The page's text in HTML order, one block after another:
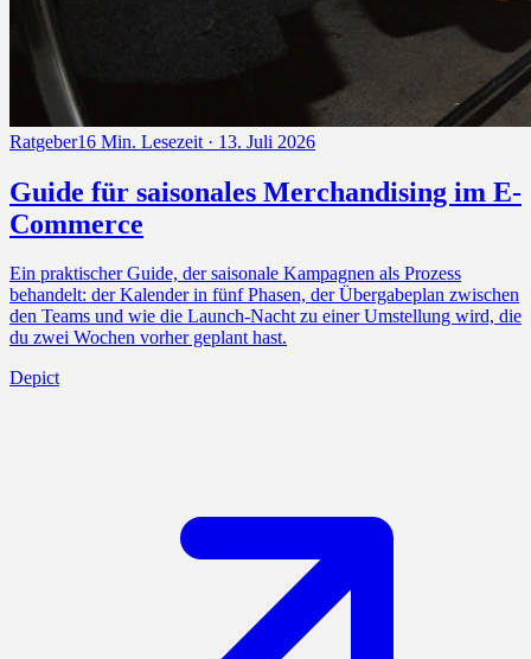
Ratgeber16 Min. Lesezeit · 13. Juli 2026
Guide für saisonales Merchandising im E-
Commerce
Ein praktischer Guide, der saisonale Kampagnen als Prozess
behandelt: der Kalender in fünf Phasen, der Übergabeplan zwischen
den Teams und wie die Launch-Nacht zu einer Umstellung wird, die
du zwei Wochen vorher geplant hast.
Depict